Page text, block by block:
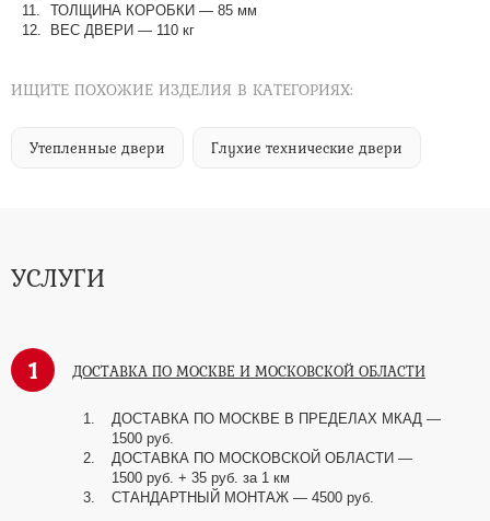
ТОЛЩИНА КОРОБКИ — 85 мм
ВЕС ДВЕРИ — 110 кг
ИЩИТЕ ПОХОЖИЕ ИЗДЕЛИЯ В КАТЕГОРИЯХ:
Утепленные двери Глухие технические двери
УСЛУГИ
1 ДОСТАВКА ПО МОСКВЕ И МОСКОВСКОЙ ОБЛАСТИ
ДОСТАВКА ПО МОСКВЕ В ПРЕДЕЛАХ МКАД —
1500 руб.
ДОСТАВКА ПО МОСКОВСКОЙ ОБЛАСТИ —
1500 руб. + 35 руб. за 1 км
СТАНДАРТНЫЙ МОНТАЖ — 4500 руб.